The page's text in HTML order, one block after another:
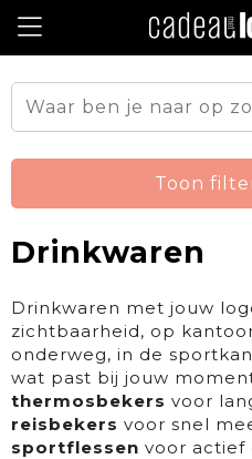
Drinkwaren
Technologie & Gadgets
Kantoorartikelen
Home & Living
Persoonlijke
Onze toppers
Sinterklaas
Culinair cadeau
Outdoor & Er-op-uit
Wonen & Bouw
Toon
Drinkwaren
Drinkwaren met jouw
zichtbaarheid, op
onderweg, in de
wat past bij jouw
thermosbekers voor
reisbekers voor snel
sportflessen voor actief